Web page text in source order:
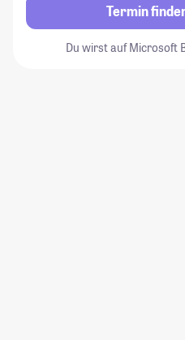
Termin
Du wirst auf Microsoft